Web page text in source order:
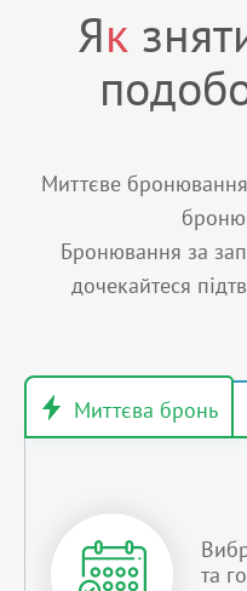
Як
Миттєве бронювання
Бронювання за
дочекайтеся
та